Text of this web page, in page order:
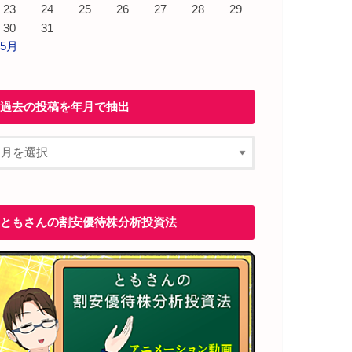
23 24 25 26 27 28
29
30
31
月
過去の投稿を年月で抽出
ともさんの割安優待株分析投資法